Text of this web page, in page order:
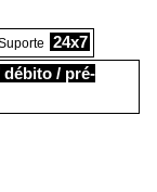
24x7
/ pré-